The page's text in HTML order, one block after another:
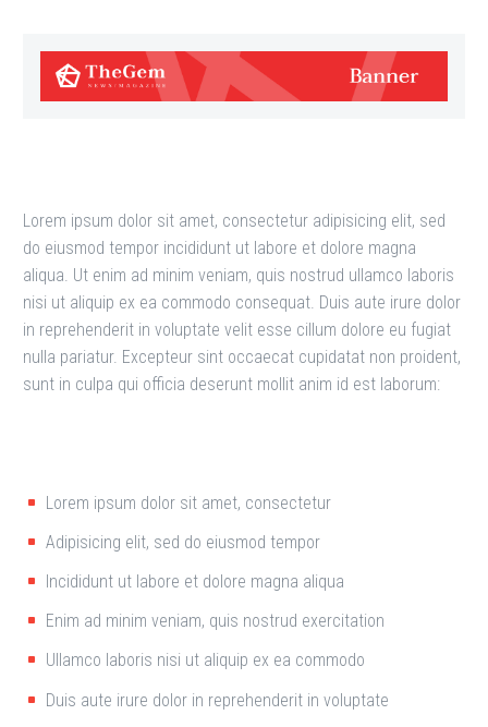
Lorem ipsum dolor sit amet, consectetur adipisicing elit, sed
do eiusmod tempor incididunt ut labore et dolore magna
aliqua. Ut enim ad minim veniam, quis nostrud ullamco laboris
nisi ut aliquip ex ea commodo consequat. Duis aute irure dolor
in reprehenderit in voluptate velit esse cillum dolore eu fugiat
nulla pariatur. Excepteur sint occaecat cupidatat non proident,
sunt in culpa qui officia deserunt mollit anim id est laborum:
Lorem ipsum dolor sit amet, consectetur
Adipisicing elit, sed do eiusmod tempor
Incididunt ut labore et dolore magna aliqua
Enim ad minim veniam, quis nostrud exercitation
Ullamco laboris nisi ut aliquip ex ea commodo
Duis aute irure dolor in reprehenderit in voluptate